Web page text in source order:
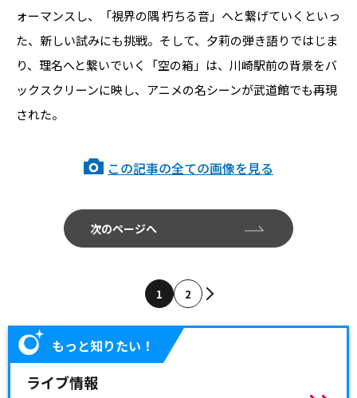
ォーマンスし、「視界の隅 朽ちる音」へと繋げていくといっ
た、新しい試みにも挑戦。そして、夕莉の弾き語りではじま
り、理名へと繋いでいく「空の箱」は、川崎駅前の背景をバ
ックスクリーンに映し、アニメの名シーンが武道館でも再現
された。
この記事の全ての画像を見る
次のページへ
1 2
もっと知りたい！
ライブ情報